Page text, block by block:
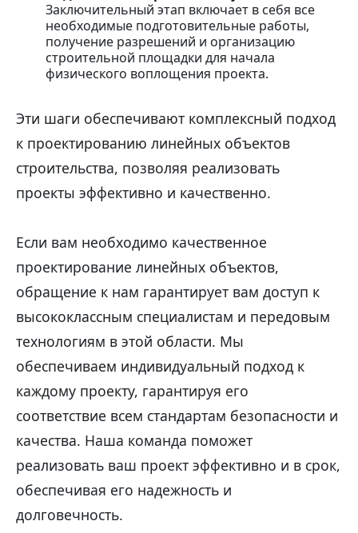
Заключительный этап включает в себя все
необходимые подготовительные работы,
получение разрешений и организацию
строительной площадки для начала
физического воплощения проекта.
Эти шаги обеспечивают комплексный подход
к проектированию линейных объектов
строительства, позволяя реализовать
проекты эффективно и качественно.
Если вам необходимо качественное
проектирование линейных объектов,
обращение к нам гарантирует вам доступ к
высококлассным специалистам и передовым
технологиям в этой области. Мы
обеспечиваем индивидуальный подход к
каждому проекту, гарантируя его
соответствие всем стандартам безопасности и
качества. Наша команда поможет
реализовать ваш проект эффективно и в срок,
обеспечивая его надежность и
долговечность.